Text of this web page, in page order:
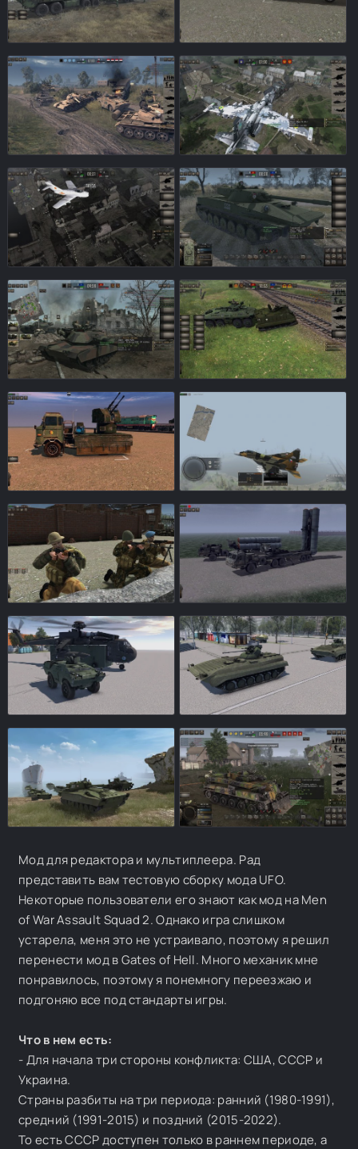
Мод для редактора и мультиплеера. Рад
представить вам тестовую сборку мода UFO.
Некоторые пользователи его знают как мод на Men
of War Assault Squad 2. Однако игра слишком
устарела, меня это не устраивало, поэтому я решил
перенести мод в Gates of Hell. Много механик мне
понравилось, поэтому я понемногу переезжаю и
подгоняю все под стандарты игры.
Что в нем есть:
- Для начала три стороны конфликта: США, СССР и
Украина.
Страны разбиты на три периода: ранний (1980-1991),
средний (1991-2015) и поздний (2015-2022).
То есть СССР доступен только в раннем периоде, а